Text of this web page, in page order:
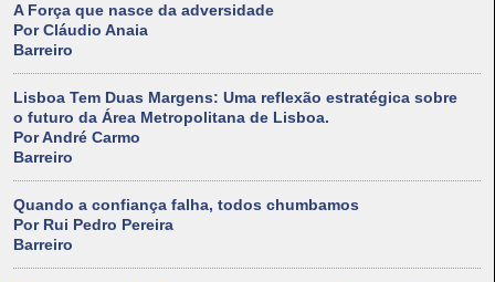
A Força que nasce da adversidade
Por Cláudio Anaia
Barreiro
Lisboa Tem Duas Margens: Uma reflexão estratégica sobre
o futuro da Área Metropolitana de Lisboa.
Por André Carmo
Barreiro
Quando a confiança falha, todos chumbamos
Por Rui Pedro Pereira
Barreiro